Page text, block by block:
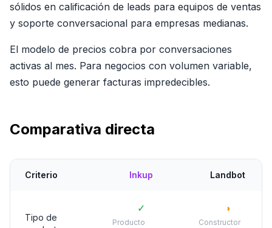
sólidos en calificación de leads para equipos de ventas
y soporte conversacional para empresas medianas.
El modelo de precios cobra por conversaciones
activas al mes. Para negocios con volumen variable,
esto puede generar facturas impredecibles.
Comparativa directa
Criterio Inkup Landbot
Tipo de
✓
Producto
◑
Constructor